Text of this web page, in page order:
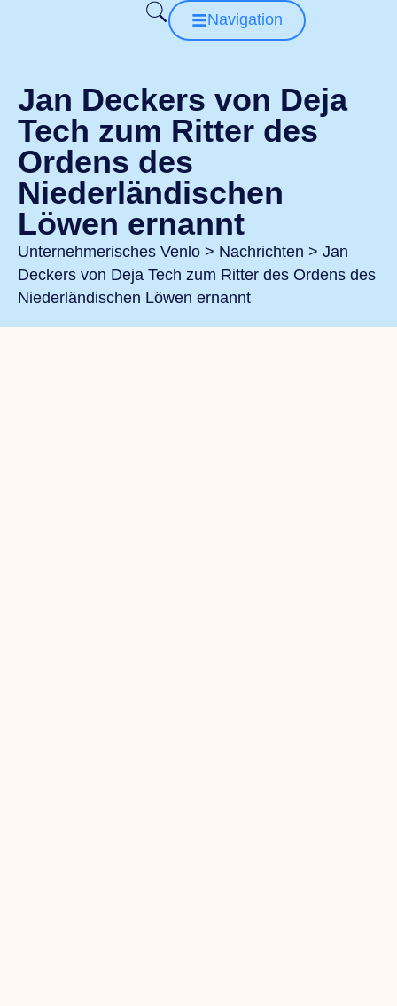
Navigation
Jan Deckers von Deja
Tech zum Ritter des
Ordens des
Niederländischen
Löwen ernannt
Unternehmerisches Venlo > Nachrichten > Jan
Deckers von Deja Tech zum Ritter des Ordens des
Niederländischen Löwen ernannt